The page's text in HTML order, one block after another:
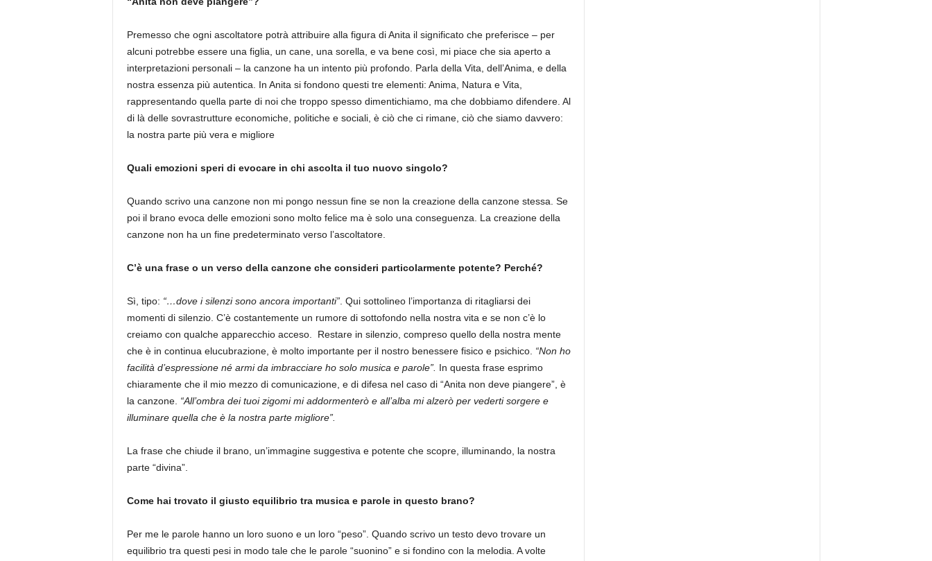
Premesso che ogni ascoltatore potrà attribuire alla figura di Anita il significato che preferisce – per
alcuni potrebbe essere una figlia, un cane, una sorella, e va bene così, mi piace che sia aperto a
interpretazioni personali – la canzone ha un intento più profondo. Parla della Vita, dell’Anima, e della
nostra essenza più autentica. In Anita si fondono questi tre elementi: Anima, Natura e Vita,
rappresentando quella parte di noi che troppo spesso dimentichiamo, ma che dobbiamo difendere. Al
di là delle sovrastrutture economiche, politiche e sociali, è ciò che ci rimane, ciò che siamo davvero:
la nostra parte più vera e migliore
Quali emozioni speri di evocare in chi ascolta il tuo nuovo singolo?
Quando scrivo una canzone non mi pongo nessun fine se non la creazione della canzone stessa. Se
poi il brano evoca delle emozioni sono molto felice ma è solo una conseguenza. La creazione della
canzone non ha un fine predeterminato verso l’ascoltatore.
C’è una frase o un verso della canzone che consideri particolarmente potente? Perché?
Sì, tipo: “…dove i silenzi sono ancora importanti”. Qui sottolineo l’importanza di ritagliarsi dei
momenti di silenzio. C’è costantemente un rumore di sottofondo nella nostra vita e se non c’è lo
creiamo con qualche apparecchio acceso. Restare in silenzio, compreso quello della nostra mente
che è in continua elucubrazione, è molto importante per il nostro benessere fisico e psichico. “Non ho
facilità d’espressione né armi da imbracciare ho solo musica e parole”. In questa frase esprimo
chiaramente che il mio mezzo di comunicazione, e di difesa nel caso di “Anita non deve piangere”, è
la canzone. “All’ombra dei tuoi zigomi mi addormenterò e all’alba mi alzerò per vederti sorgere e
illuminare quella che è la nostra parte migliore”.
La frase che chiude il brano, un’immagine suggestiva e potente che scopre, illuminando, la nostra
parte “divina”.
Come hai trovato il giusto equilibrio tra musica e parole in questo brano?
Per me le parole hanno un loro suono e un loro “peso”. Quando scrivo un testo devo trovare un
equilibrio tra questi pesi in modo tale che le parole “suonino” e si fondino con la melodia. A volte